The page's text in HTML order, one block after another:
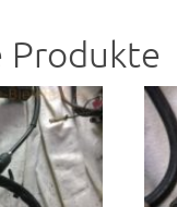
Produkte